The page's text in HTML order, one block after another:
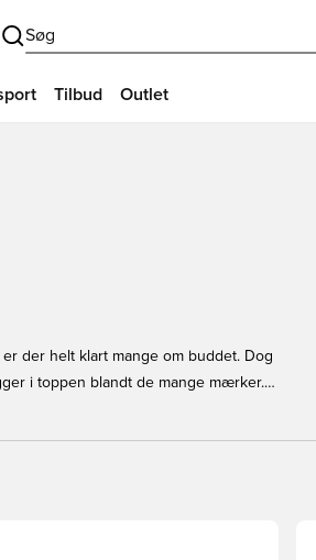
Søg
Tilbud Outlet
der helt klart mange om buddet. Dog
i toppen blandt de mange mærker.
andre og dem der er værd at